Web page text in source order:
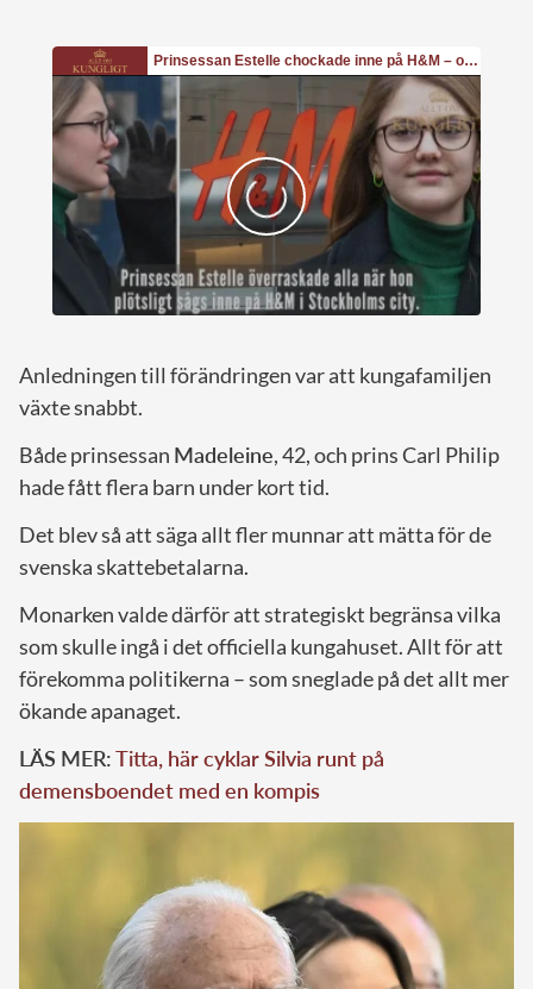
Anledningen till förändringen var att kungafamiljen
växte snabbt.
Både prinsessan Madeleine, 42, och prins Carl Philip
hade fått flera barn under kort tid.
Det blev så att säga allt fler munnar att mätta för de
svenska skattebetalarna.
Monarken valde därför att strategiskt begränsa vilka
som skulle ingå i det officiella kungahuset. Allt för att
förekomma politikerna – som sneglade på det allt mer
ökande apanaget.
LÄS MER:Titta, här cyklar Silvia runt på
demensboendet med en kompis